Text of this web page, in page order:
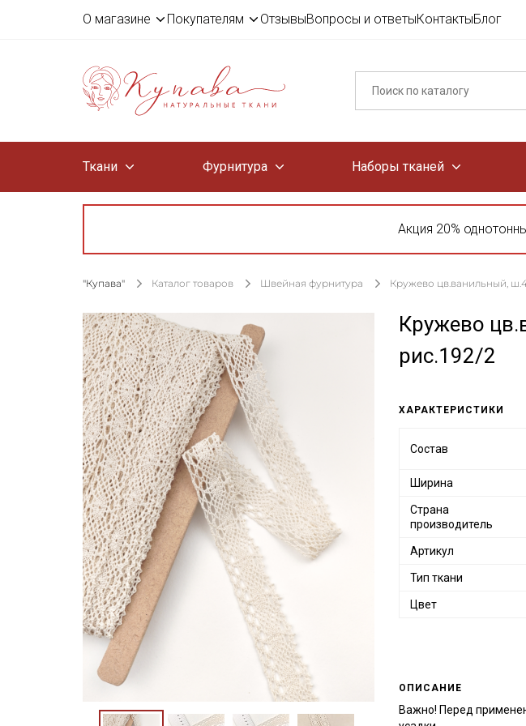
О магазине Покупателям ОтзывыВопросы и ответыКонтактыБлог
Ткани Фурнитура Наборы тканей
Акция 20%
"Купава" Каталог товаров Швейная фурнитура Кружево цв.ванильный,
Кружево
рис.192/2
ХАРАКТЕРИСТИКИ
Состав
Ширина
Страна
производитель
Артикул
Тип ткани
Цвет
ОПИСАНИЕ
Важно! Перед